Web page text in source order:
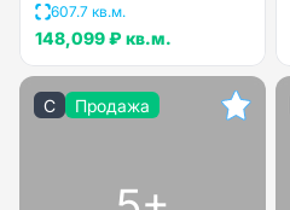
607.7 кв.м.
148,099 ₽ кв.м.
C Продажа